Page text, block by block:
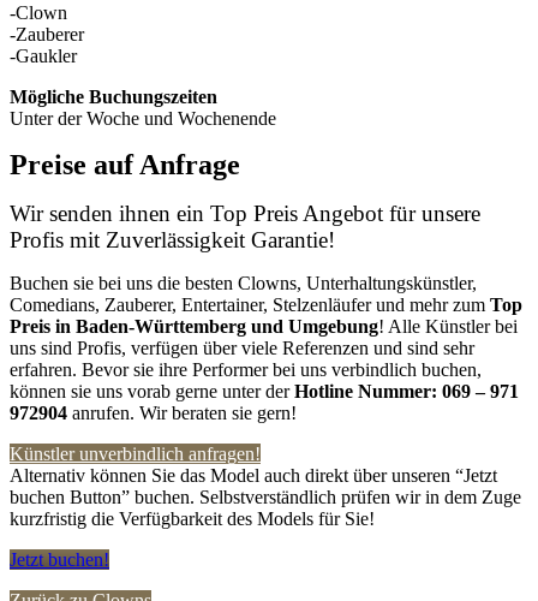
-Clown
-Zauberer
-Gaukler
Mögliche Buchungszeiten
Unter der Woche und Wochenende
Preise auf Anfrage
Wir senden ihnen ein Top Preis Angebot für unsere
Profis mit Zuverlässigkeit Garantie!
Buchen sie bei uns die besten Clowns, Unterhaltungskünstler,
Comedians, Zauberer, Entertainer, Stelzenläufer und mehr zum Top
Preis in Baden-Württemberg und Umgebung! Alle Künstler bei
uns sind Profis, verfügen über viele Referenzen und sind sehr
erfahren. Bevor sie ihre Performer bei uns verbindlich buchen,
können sie uns vorab gerne unter derHotline Nummer: 069 – 971
972904 anrufen. Wir beraten sie gern!
Künstler unverbindlich anfragen!
Alternativ können Sie das Model auch direkt über unseren “Jetzt
buchen Button” buchen. Selbstverständlich prüfen wir in dem Zuge
kurzfristig die Verfügbarkeit des Models für Sie!
Jetzt buchen!